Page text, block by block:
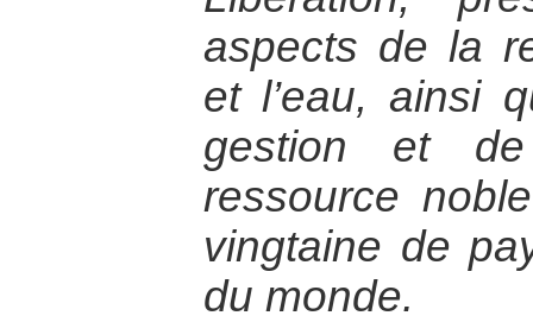
aspects de la
et l’eau, ainsi
gestion et
ressource
vingtaine de
du monde.